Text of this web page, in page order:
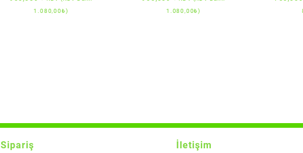
1.080,00₺)
1.080,00₺)
Sipariş İletişim